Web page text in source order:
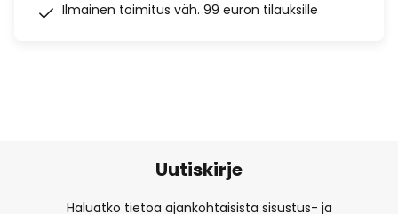
Ilmainen toimitus väh. 99 euron tilauksille
Uutiskirje
Haluatko tietoa ajankohtaisista sisustus- ja